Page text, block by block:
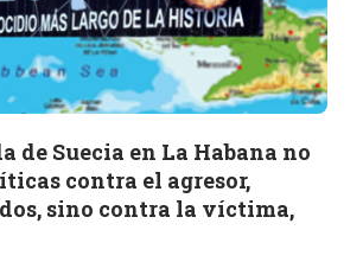
de Suecia en La Habana no
contra el agresor,
sino contra la víctima,